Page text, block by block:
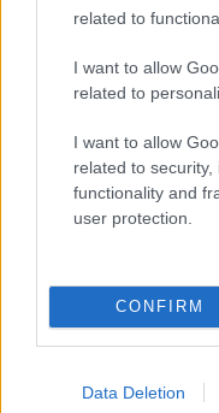
related to
I want to allow
related to
I want to allow
related to
functionality and
user protection.
CONFIRM
Data Deletion